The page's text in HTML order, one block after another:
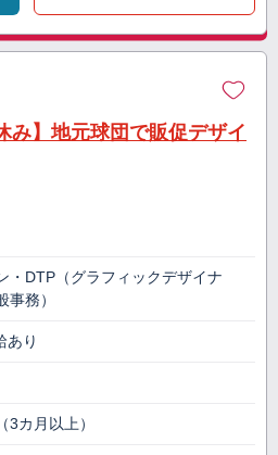
み】地元球団で販促デザイ
・DTP（グラフィックデザイナ
務）
あり
カ月以上）